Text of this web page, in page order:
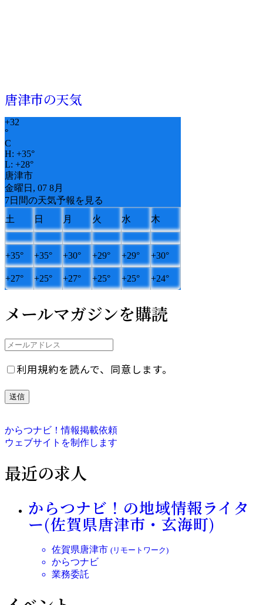
唐津市の天気
+32
°
C
H: +35°
L: +28°
唐津市
金曜日, 07 8月
7日間の天気予報を見る
土
日 月 火 水 木
+35° +35° +30° +29° +29° +30°
+27° +25° +27° +25° +25° +24°
メールマガジンを購読
利用規約を読んで、同意します。
からつナビ！情報掲載依頼
ウェブサイトを制作します
最近の求人
からつナビ！の地域情報ライタ
ー(佐賀県唐津市・玄海町)
佐賀県唐津市 (リモートワーク)
からつナビ
業務委託